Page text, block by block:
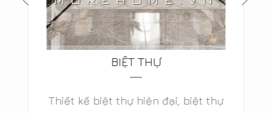
BIỆT THỰ
Thiết kế biệt thự hiện đại, biệt thự